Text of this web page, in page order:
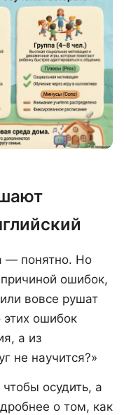
— понятно. Но
ошибок,
вовсе рушат
этих ошибок
а из
не научится?»
осудить, а
о том, как